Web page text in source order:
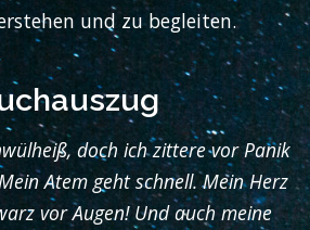
und zu begleiten.
doch ich zittere vor Panik
Atem geht schnell. Mein Herz
vor Augen! Und auch meine